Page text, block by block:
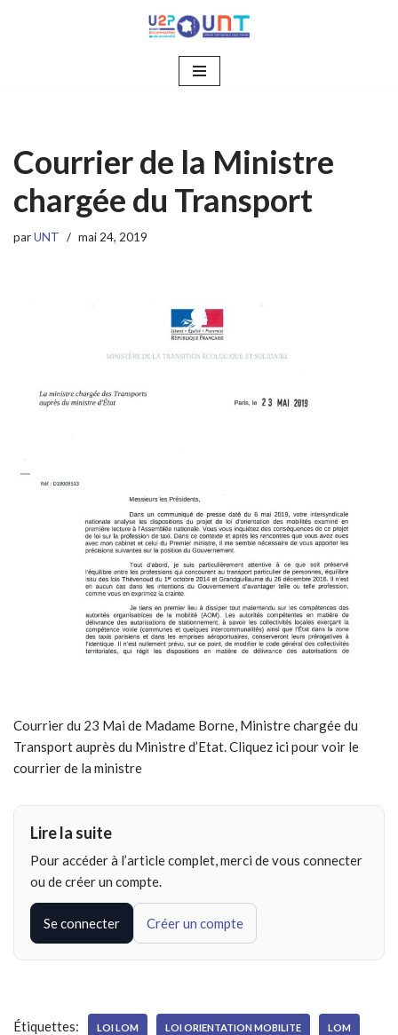
Courrier de la Ministre
chargée du Transport
parUNT mai 24, 2019
Courrier du 23 Mai de Madame Borne, Ministre chargée du
Transport auprès du Ministre d’Etat. Cliquez ici pour voir le
courrier de la ministre
Lire la suite
Pour accéder à l’article complet, merci de vous connecter
ou de créer un compte.
Se connecter Créer un compte
Étiquettes: LOI LOM LOI ORIENTATION MOBILITE LOM